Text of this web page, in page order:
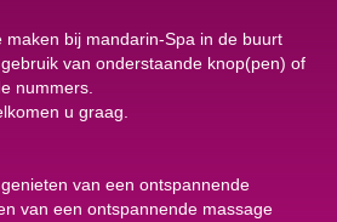
maken bij mandarin-Spa in de buurt
van onderstaande knop(pen) of
nummers.
u graag.
van een ontspannende
van een ontspannende massage